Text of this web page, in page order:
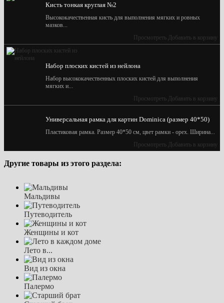
Кисть тонкая круглая №2
Высококачественная кисть для выполнения мягких и ровных
мазков...
Просмотреть Добавить в корзину
Набор плоских кистей из нейлона
Набор высококачественных плоских кистей для выполнения
мягких и...
Просмотреть Добавить в корзину
Универсальная рамка для картин Dominica (размер 40*50)
Пластиковая рамка. Размер 40*50 см, цвет рамки - орех. Ширина...
Просмотреть Добавить в корзину
Другие товары из этого раздела:
Мальдивы
Путеводитель
Женщины и кот
Лето в...
Вид из окна
Палермо